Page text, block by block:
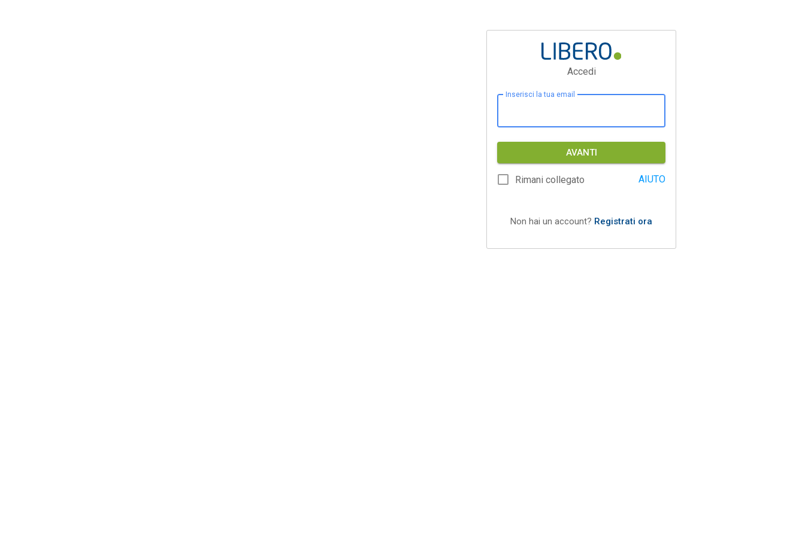
Accedi
Inserisci la tua email
AVANTI
Rimani collegato AIUTO
Non hai un account? Registrati ora